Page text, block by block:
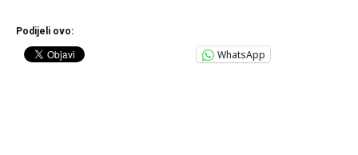
Podijeli ovo:
WhatsApp